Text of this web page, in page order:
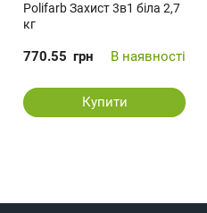
Polifarb Захист 3в1 біла 2,7
кг
770.55 грн В наявності
Купити